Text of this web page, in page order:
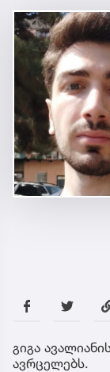
გიგა
ავრცელებს.